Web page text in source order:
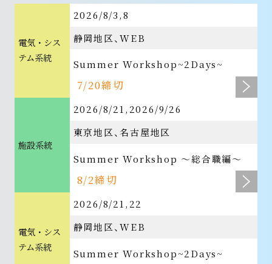
電気・シス
テム系統
2026/8/3,8
静岡地区 WEB
Summer Workshop~2Days~
7/20締切
施設系統
2026/8/21,2026/9/26
東京地区 名古屋地区
Summer Workshop ～総合職編～
8/2締切
電気・シス
テム系統
2026/8/21,22
静岡地区 WEB
Summer Workshop~2Days~